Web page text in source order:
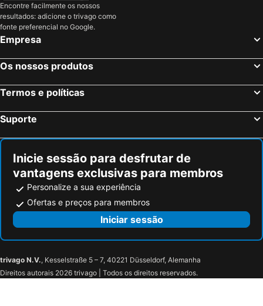
Encontre facilmente os nossos
resultados: adicione o trivago como
fonte preferencial no Google.
Empresa
Os nossos produtos
Termos e políticas
Suporte
Inicie sessão para desfrutar de
vantagens exclusivas para membros
Personalize a sua experiência
Ofertas e preços para membros
Iniciar sessão
trivago N.V., Kesselstraße 5 – 7, 40221 Düsseldorf, Alemanha
Direitos autorais 2026 trivago | Todos os direitos reservados.